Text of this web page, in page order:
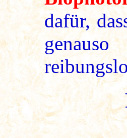
dafür,